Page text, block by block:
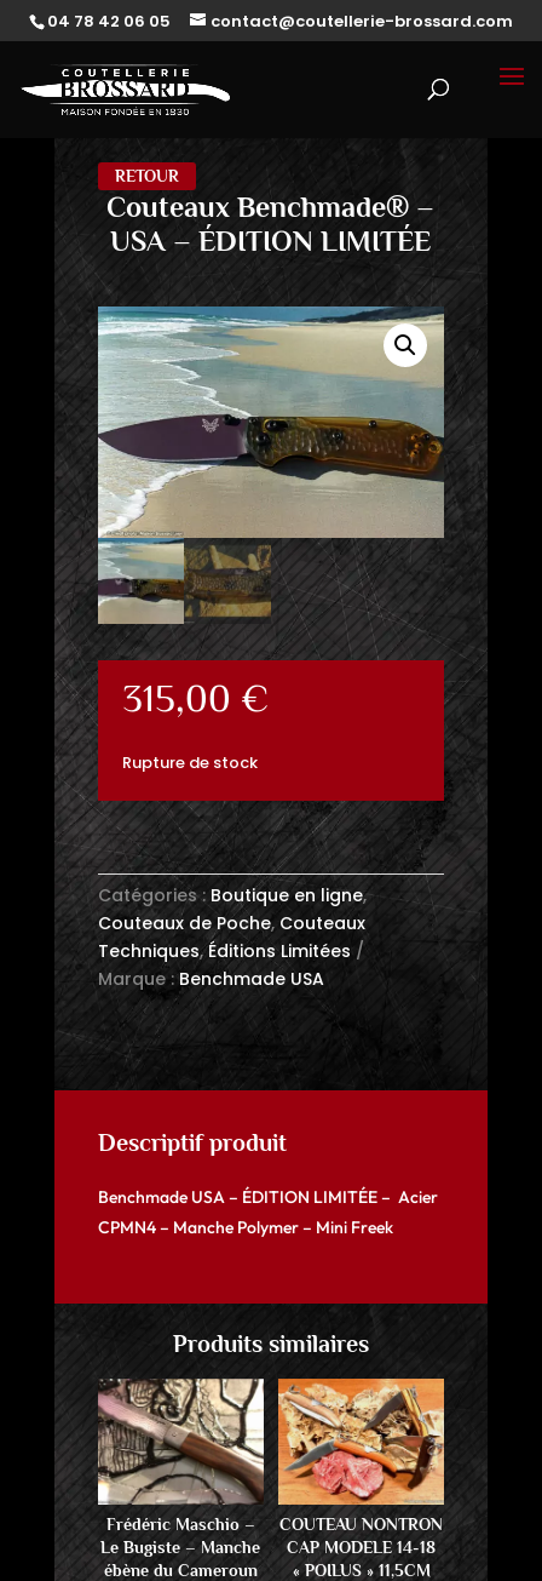
04 78 42 06 05 contact@coutellerie-brossard.com
RETOUR
Couteaux Benchmade® –
USA – ÉDITION LIMITÉE
315,00 €
Rupture de stock
Catégories : Boutique en ligne,
Couteaux de Poche, Couteaux
Techniques,Éditions Limitées
Marque :Benchmade USA
Descriptif produit
Benchmade USA – ÉDITION LIMITÉE – Acier
CPMN4 – Manche Polymer – Mini Freek
Produits similaires
Frédéric Maschio –
Le Bugiste – Manche
ébène du Cameroun
COUTEAU NONTRON
CAP MODELE 14-18
« POILUS » 11,5CM